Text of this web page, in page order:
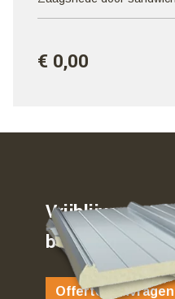
€ 0,00
Vrijblijvend
bent…
Offerte aanvragen